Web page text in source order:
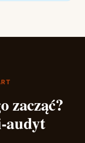
zacząć?
audyt